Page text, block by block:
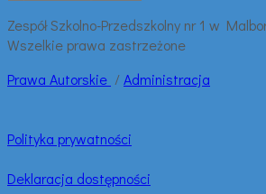
Zespół Szkolno-Przedszkolny nr 1 w
Wszelkie prawa zastrzeżone
Prawa Autorskie /Administracja
Polityka prywatności
Deklaracja dostępności